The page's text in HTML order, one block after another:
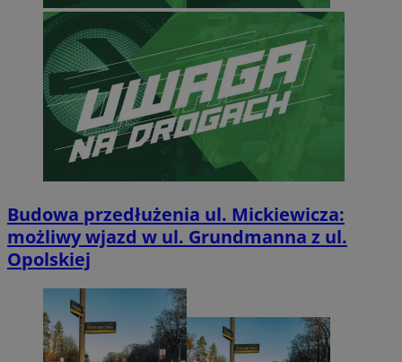
Budowa przedłużenia ul. Mickiewicza:
możliwy wjazd w ul. Grundmanna z ul.
Opolskiej